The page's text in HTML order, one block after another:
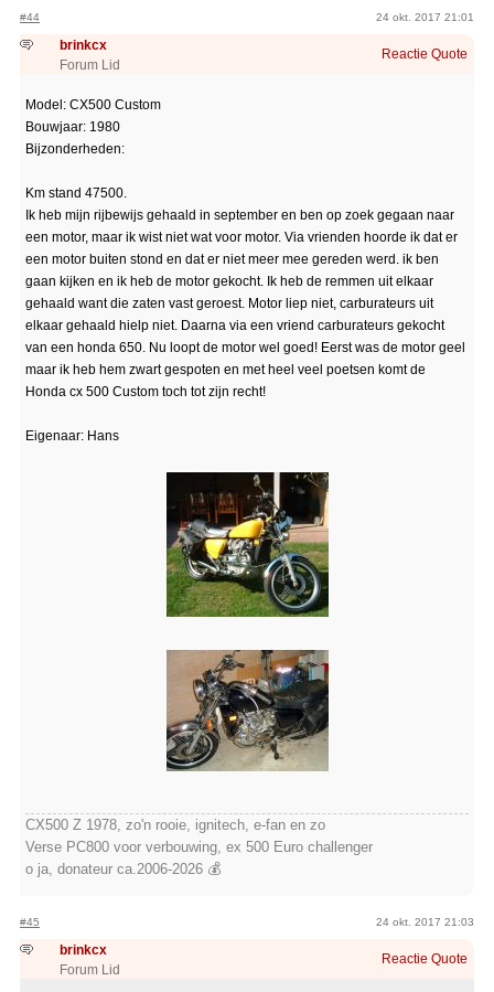
#44 24 okt. 2017 21:01
brinkcx
Forum Lid
Reactie Quote
Model: CX500 Custom
Bouwjaar: 1980
Bijzonderheden:
Km stand 47500.
Ik heb mijn rijbewijs gehaald in september en ben op zoek gegaan naar
een motor, maar ik wist niet wat voor motor. Via vrienden hoorde ik dat er
een motor buiten stond en dat er niet meer mee gereden werd. ik ben
gaan kijken en ik heb de motor gekocht. Ik heb de remmen uit elkaar
gehaald want die zaten vast geroest. Motor liep niet, carburateurs uit
elkaar gehaald hielp niet. Daarna via een vriend carburateurs gekocht
van een honda 650. Nu loopt de motor wel goed! Eerst was de motor geel
maar ik heb hem zwart gespoten en met heel veel poetsen komt de
Honda cx 500 Custom toch tot zijn recht!
Eigenaar: Hans
CX500 Z 1978, zo'n rooie, ignitech, e-fan en zo
Verse PC800 voor verbouwing, ex 500 Euro challenger
o ja, donateur ca.2006-2026 💰
#45 24 okt. 2017 21:03
brinkcx
Forum Lid
Reactie Quote